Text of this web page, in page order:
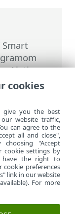
Smart
>Alati>
uzorka
cookies
give you the best
website traffic,
can agree to the
all and close",
choosing "Accept
cookie settings by
have the right to
preferences
link in our website
For more